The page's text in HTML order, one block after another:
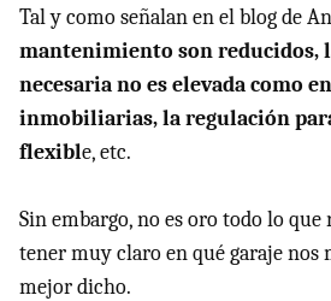
Tal y como señalan en el blog de
mantenimiento son reducidos,
necesaria no es elevada como
inmobiliarias, la regulación
flexible, etc.
Sin embargo, no es oro todo lo que
tener muy claro en qué garaje nos
mejor dicho.